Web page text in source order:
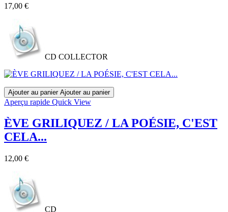
17,00 €Prix
CD COLLECTOR
Ajouter au panier Ajouter au panier
Aperçu rapide Quick View
ÈVE GRILIQUEZ / LA POÉSIE, C'EST
CELA...
12,00 €Prix
CD